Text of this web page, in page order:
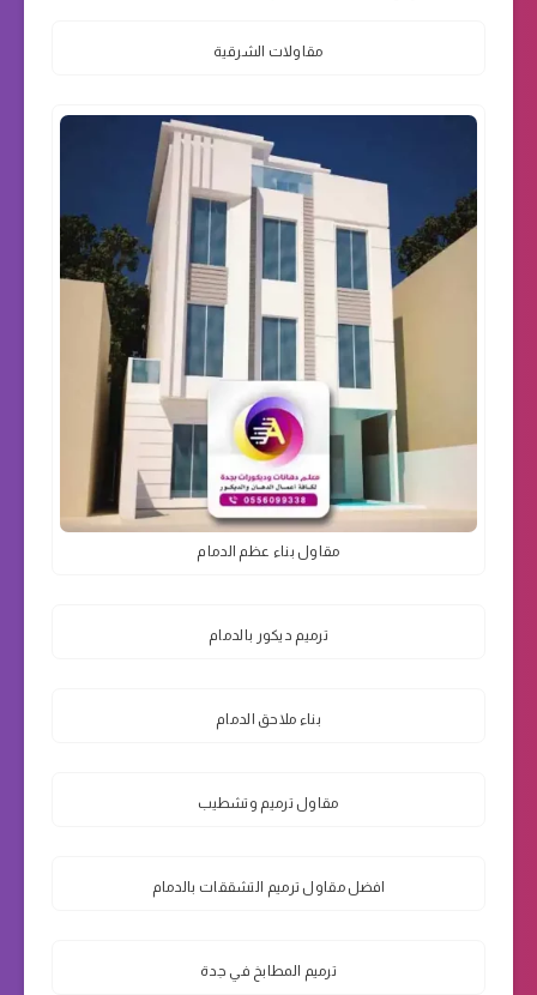
مقاولات الشرقية
مقاول بناء عظم الدمام
ترميم ديكور بالدمام
بناء ملاحق الدمام
مقاول ترميم وتشطيب
افضل مقاول ترميم التشققات بالدمام
ترميم المطابخ في جدة